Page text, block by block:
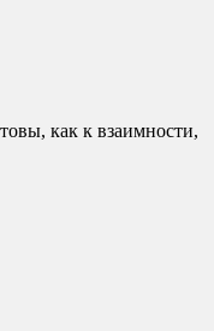
как к взаимности,